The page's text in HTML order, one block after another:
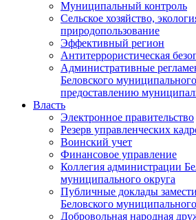
Муниципальный контроль
Сельское хозяйство,
природопользование
Эффективный регион
Антитеррористическая
Административные
Беловского
предоставлению
Власть
Электронное правительство
Резерв управленческих
Воинский учет
Финансовое управление
Коллегия администрации
муниципального округа
Публичные доклады
Беловского
Добровольная народная